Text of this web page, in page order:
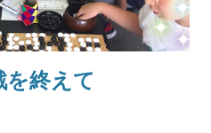
終えて